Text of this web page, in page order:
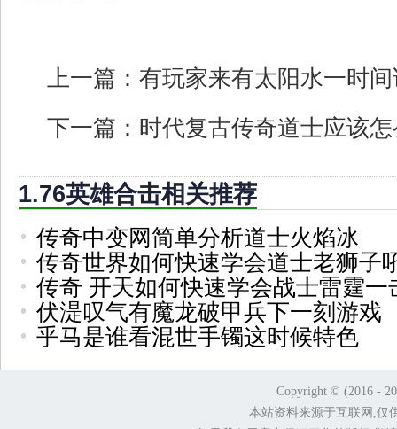
上一篇： 有玩家来有太阳水一时
下一篇： 时代复古传奇道士应该
1.76英雄合击相关推荐
传奇中变网简单分析道士火焰冰
传奇世界如何快速学会道士老狮子
传奇 开天如何快速学会战士雷霆一
伏湜叹气有魔龙破甲兵下一刻游戏
乎马是谁看混世手镯这时候特色
Copyright © (2016 -
本站资料来源于互联网,仅